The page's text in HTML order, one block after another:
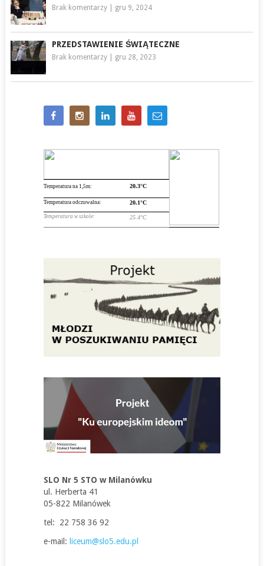
Brak komentarzy| gru 9, 2024
PRZEDSTAWIENIE ŚWIĄTECZNE
Brak komentarzy| gru 28, 2023
SLO Nr 5 STO w Milanówku
ul. Herberta 41
05-822 Milanówek
tel: 22 758 36 92
e-mail: liceum@slo5.edu.pl